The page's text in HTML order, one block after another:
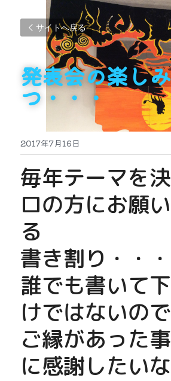
サイトへ戻る
発表会の楽し
つ・・・
2017年7月16日
毎年テーマを
ロの方にお願
る
書き割り・・・
誰でも書いて
けではないので
ご縁があった
に感謝したい